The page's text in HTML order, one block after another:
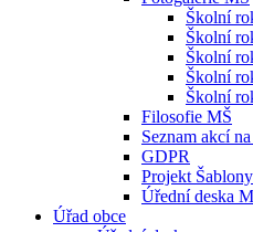
Školní
Školní
Školní
Školní
Školní
Filosofie MŠ
Seznam akcí
GDPR
Projekt
Úřední deska
Úřad obce